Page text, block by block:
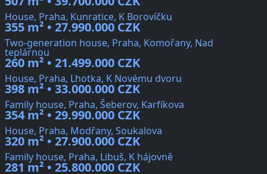
House, Praha, Kunratice, K Borovíčku
355 m² • 27.990.000 CZK
Two-generation house, Praha, Komořany, Nad
teplárnou
260 m² • 21.499.000 CZK
House, Praha, Lhotka, K Novému dvoru
398 m² • 33.000.000 CZK
Family house, Praha, Šeberov, Karfíkova
354 m² • 29.990.000 CZK
House, Praha, Modřany, Soukalova
320 m² • 27.900.000 CZK
Family house, Praha, Libuš, K hájovně
281 m² • 25.800.000 CZK